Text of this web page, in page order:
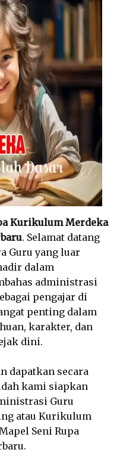
Kurikulum Merdeka
. Selamat datang
Guru yang luar
dalam
administrasi
pengajar di
penting dalam
karakter, dan
dini.
dapatkan secara
kami siapkan
Guru
atau Kurikulum
Seni Rupa